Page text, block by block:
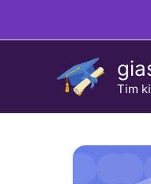
Tim